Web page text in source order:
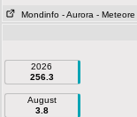
Mondinfo - Aurora - Meteore
2026
256.3
August
3.8